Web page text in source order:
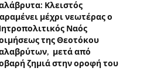
Κλειστός
μέχρι νεωτέρας ο
Ναός
της Θεοτόκου
μετά από
ζημιά στην οροφή του